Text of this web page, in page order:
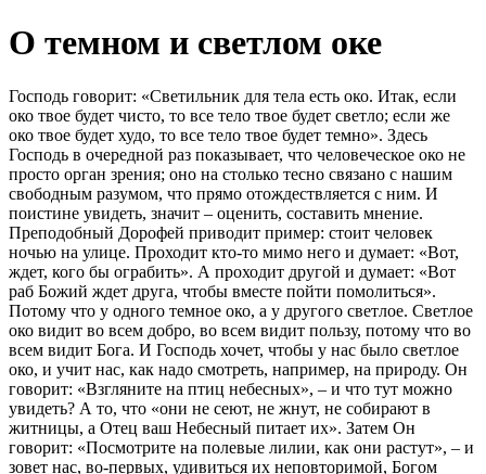
О темном и светлом оке
Господь говорит: «Светильник для тела есть око. Итак, если
око твое будет чисто, то все тело твое будет светло; если же
око твое будет худо, то все тело твое будет темно». Здесь
Господь в очередной раз показывает, что человеческое око не
просто орган зрения; оно на столько тесно связано с нашим
свободным разумом, что прямо отождествляется с ним. И
поистине увидеть, значит – оценить, составить мнение.
Преподобный Дорофей приводит пример: стоит человек
ночью на улице. Проходит кто-то мимо него и думает: «Вот,
ждет, кого бы ограбить». А проходит другой и думает: «Вот
раб Божий ждет друга, чтобы вместе пойти помолиться».
Потому что у одного темное око, а у другого светлое. Светлое
око видит во всем добро, во всем видит пользу, потому что во
всем видит Бога. И Господь хочет, чтобы у нас было светлое
око, и учит нас, как надо смотреть, например, на природу. Он
говорит: «Взгляните на птиц небесных», – и что тут можно
увидеть? А то, что «они не сеют, не жнут, не собирают в
житницы, а Отец ваш Небесный питает их». Затем Он
говорит: «Посмотрите на полевые лилии, как они растут», – и
зовет нас, во-первых, удивиться их неповторимой, Богом